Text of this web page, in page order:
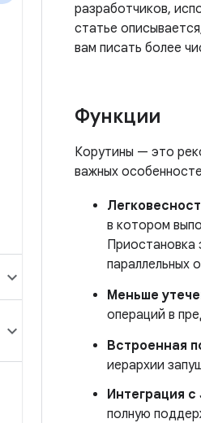
разработчиков,
статье
вам писать более
Функции
Корутины — это
важных
в котором
Приостановка
параллельных
Меньше
операций в
Встроенная
иерархии
Интеграция
полную